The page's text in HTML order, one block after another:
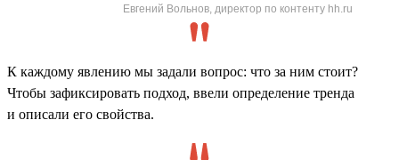
Евгений Вольнов, директор по контенту hh.ru
К каждому явлению мы задали вопрос: что за ним стоит?
Чтобы зафиксировать подход, ввели определение тренда
и описали его свойства.